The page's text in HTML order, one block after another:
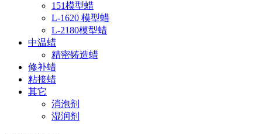
151模型蜡
L-1620 模型蜡
L-2180模型蜡
中温蜡
精密铸造蜡
修补蜡
粘接蜡
其它
消泡剂
湿润剂